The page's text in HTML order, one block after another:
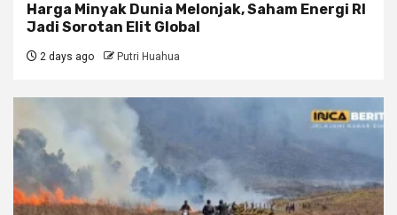
Harga Minyak Dunia Melonjak, Saham Energi RI
Jadi Sorotan Elit Global
2 days ago Putri Huahua